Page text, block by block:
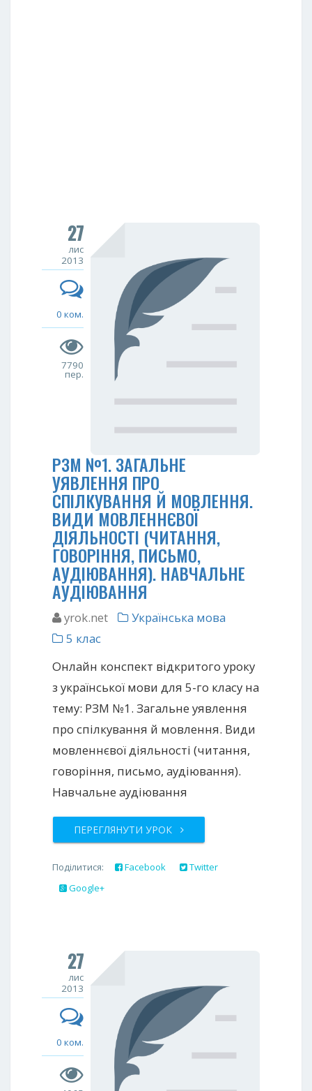
27
лис
2013
0 ком.
7790
пер.
РЗМ №1. ЗАГАЛЬНЕ
УЯВЛЕННЯ ПРО
СПІЛКУВАННЯ Й МОВЛЕННЯ.
ВИДИ МОВЛЕННЄВОЇ
ДІЯЛЬНОСТІ (ЧИТАННЯ,
ГОВОРІННЯ, ПИСЬМО,
АУДІЮВАННЯ). НАВЧАЛЬНЕ
АУДІЮВАННЯ
yrok.net
Українська мова
5 клас
Онлайн конспект відкритого уроку
з української мови для 5-го класу на
тему: РЗМ №1. Загальне уявлення
про спілкування й мовлення. Види
мовленнєвої діяльності (читання,
говоріння, письмо, аудіювання).
Навчальне аудіювання
ПЕРЕГЛЯНУТИ УРОК
Поділитися: Facebook
Twitter
Google+
27
лис
2013
0 ком.